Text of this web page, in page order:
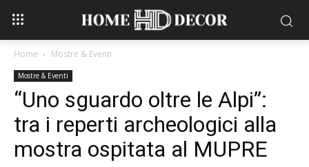
Home Mostre & Eventi
Mostre & Eventi
“Uno sguardo oltre le Alpi”:
tra i reperti archeologici alla
mostra ospitata al MUPRE